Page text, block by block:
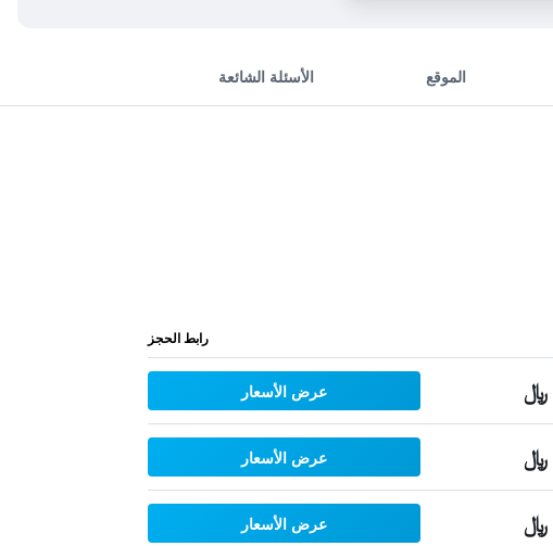
الموقع الأسئلة الشائعة
رابط الحجز
عرض الأسعار
عرض الأسعار
عرض الأسعار